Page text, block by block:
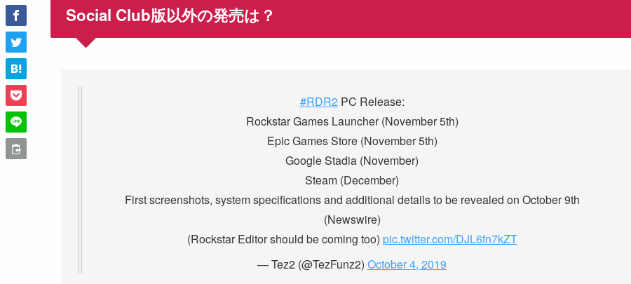
Social Club版以外の発売は？
#RDR2 PC Release:
Rockstar Games Launcher (November 5th)
Epic Games Store (November 5th)
Google Stadia (November)
Steam (December)
First screenshots, system specifications and additional details to be revealed on October 9th
(Newswire)
(Rockstar Editor should be coming too) pic.twitter.com/DJL6fn7kZT
— Tez2 (@TezFunz2) October 4, 2019